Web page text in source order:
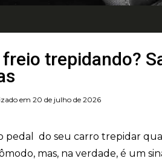
trepidando?
em 20 de julho de 2026
pedal do seu carro trepidar
mas, na verdade, é um